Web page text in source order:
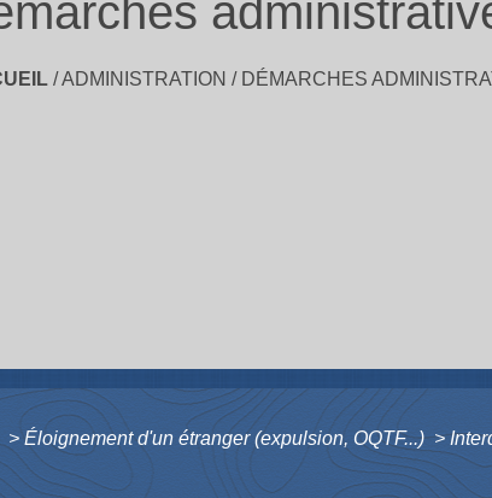
/ADMINISTRATION / DÉMARCHES
> Éloignement d'un étranger (expulsion, OQTF...)>